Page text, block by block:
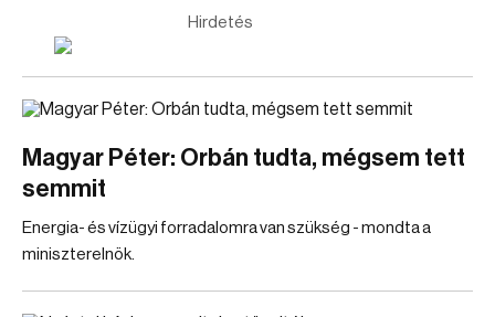
Hirdetés
Magyar Péter: Orbán tudta, mégsem tett
semmit
Energia- és vízügyi forradalomra van szükség - mondta a
miniszterelnök.